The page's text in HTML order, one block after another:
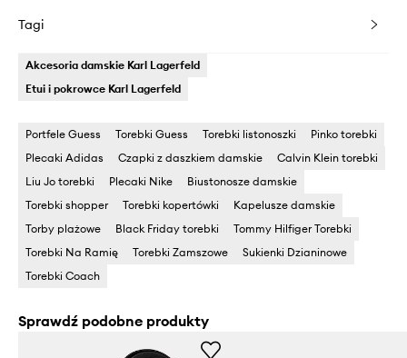
Tagi
Akcesoria damskie Karl Lagerfeld
Etui i pokrowce Karl Lagerfeld
Portfele Guess Torebki Guess Torebki listonoszki
Pinko torebki
Plecaki Adidas
Czapki z daszkiem damskie
Calvin Klein torebki
Liu Jo torebki
Plecaki Nike
Biustonosze damskie
Torebki shopper
Torebki kopertówki
Kapelusze damskie
Torby plażowe
Black Friday torebki
Tommy Hilfiger Torebki
Torebki Na Ramię
Torebki Zamszowe
Sukienki Dzianinowe
Torebki Coach
Sprawdź podobne produkty